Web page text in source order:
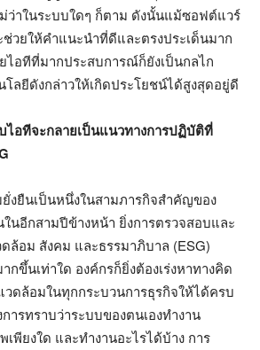
าในระบบใดๆ ก็ตาม ดังนั้นแม้ซอฟต์แวร์
วยให้คำแนะนำที่ดีและตรงประเด็นมาก
ไอทีที่มากประสบการณ์ก็ยังเป็นกลไก
ลยีดังกล่าวให้เกิดประโยชน์ได้สูงสุดอยู่ดี
ไอทีจะกลายเป็นแนวทางการปฏิบัติที่
ยั่งยืนเป็นหนึ่งในสามภารกิจสำคัญของ
ในอีกสามปีข้างหน้า ยิ่งการตรวจสอบและ
ล้อม สังคม และธรรมาภิบาล (ESG)
กขึ้นเท่าใด องค์กรก็ยิ่งต้องเร่งหาทางคิด
ดล้อมในทุกกระบวนการธุรกิจให้ได้ครบ
ารทราบว่าระบบของตนเองทำงาน
เพียงใด และทำงานอะไรได้บ้าง การ